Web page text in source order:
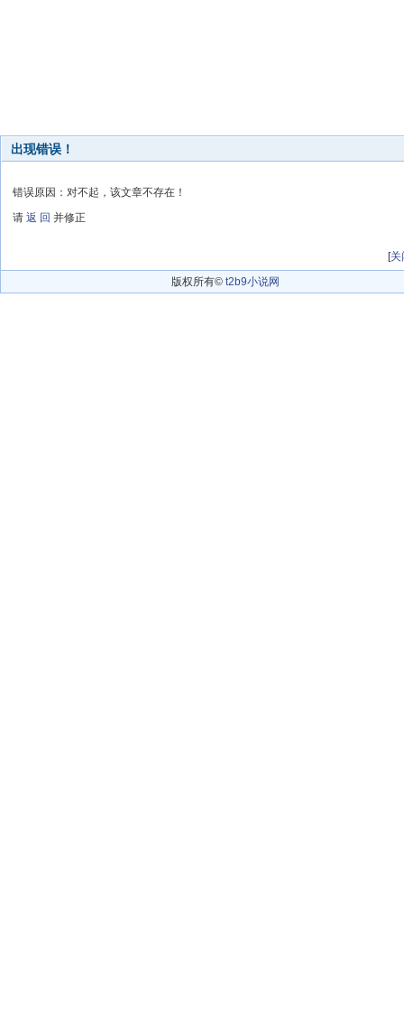
出现错误！
错误原因：对不起，该文章不存在！
请 返 回 并修正
[关
版权所有© t2b9小说网